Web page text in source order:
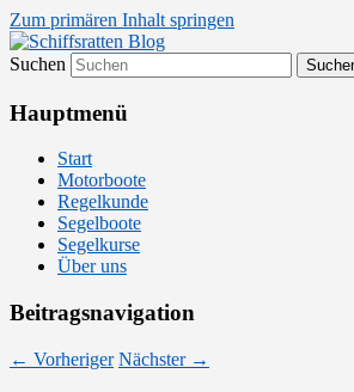
Zum primären Inhalt springen
Schiffsratten Blog
Segelsport in Second Life
Suchen
Hauptmenü
Start
Motorboote
Regelkunde
Segelboote
Segelkurse
Über uns
Beitragsnavigation
← Vorheriger Nächster →